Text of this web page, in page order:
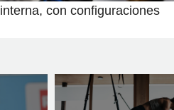
con configuraciones